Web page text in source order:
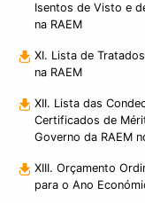
Isentos de Visto e
na RAEM
XI. Lista de
na RAEM
XII. Lista das
Certificados de
Governo da RAEM
XIII. Orçamento
para o Ano